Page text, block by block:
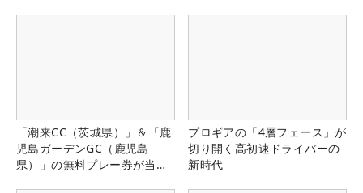
「潮来CC（茨城県）」＆「鹿
児島ガーデンGC（鹿児島
県）」の無料プレー券が当た
プロギアの「4層フェース」が
切り開く高初速ドライバーの
新時代